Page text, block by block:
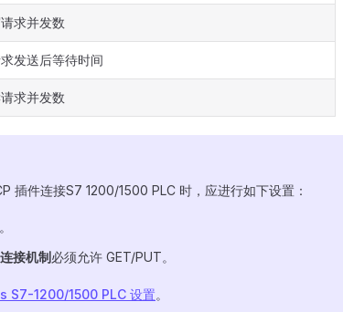
求并发数
发送后等待时间
求并发数
插件连接S7 1200/1500 PLC 时，应进行如下设置：
连接机制必须允许 GET/PUT。
S7-1200/1500 PLC 设置。